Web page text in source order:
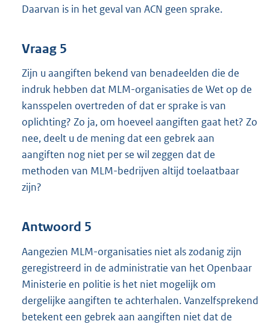
Daarvan is in het geval van ACN geen sprake.
Vraag 5
Zijn u aangiften bekend van benadeelden die de
indruk hebben dat MLM-organisaties de Wet op de
kansspelen overtreden of dat er sprake is van
oplichting? Zo ja, om hoeveel aangiften gaat het? Zo
nee, deelt u de mening dat een gebrek aan
aangiften nog niet per se wil zeggen dat de
methoden van MLM-bedrijven altijd toelaatbaar
zijn?
Antwoord 5
Aangezien MLM-organisaties niet als zodanig zijn
geregistreerd in de administratie van het Openbaar
Ministerie en politie is het niet mogelijk om
dergelijke aangiften te achterhalen. Vanzelfsprekend
betekent een gebrek aan aangiften niet dat de